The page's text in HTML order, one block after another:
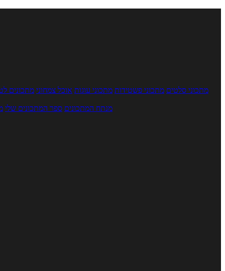
מתכוני סלטים מתכוני פשטידות מתכוני עוגות אוכל צמחוני מתכונים
מנתח המתכונים ספר המתכונים שלי